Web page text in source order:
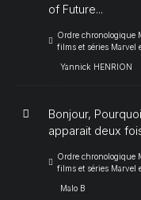
of Future...
Ordre chronologique
films et séries Marvel
Yannick HENRION
Bonjour,
apparait deux
Ordre chronologique
films et séries Marvel
Malo B